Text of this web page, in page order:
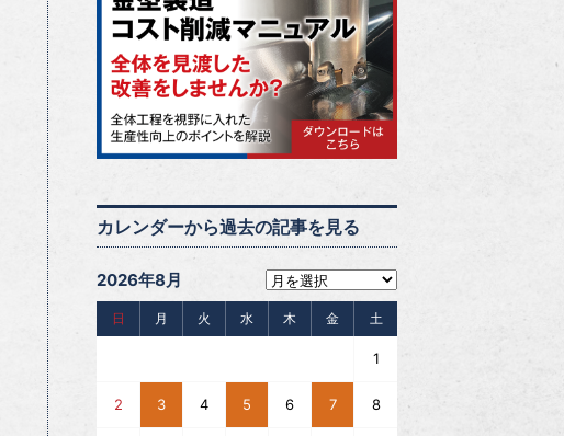
カレンダーから過去の記事を見る
2026年8月
日 月 火 水 木 金 土
1
2 3 4 5 6 7 8